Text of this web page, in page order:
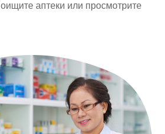
аптеки или просмотрите